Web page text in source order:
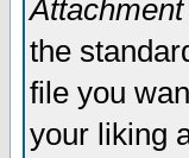
Attachment
the
file you
your liking